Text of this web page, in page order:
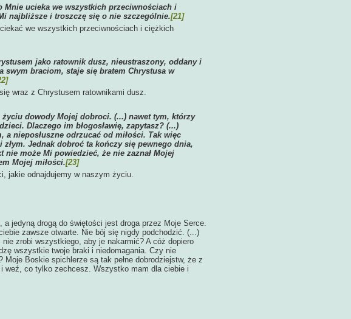
ucieka we wszystkich przeciwnościach i
najbliższe i troszczę się o nie szczególnie.[21]
we wszystkich przeciwnościach i ciężkich
jako ratownik dusz, nieustraszony, oddany i
swym braciom, staje się bratem Chrystusa w
wraz z Chrystusem ratownikami dusz.
życiu dowody Mojej dobroci. (...) nawet tym, którzy
Dlaczego im błogosławię, zapytasz? (...)
nieposłuszne odrzucać od miłości. Tak więc
Jednak dobroć ta kończy się pewnego dnia,
nie może Mi powiedzieć, że nie zaznał Mojej
Mojej miłości.[23]
jakie odnajdujemy w naszym życiu.
jedyną drogą do świętości jest droga przez Moje Serce.
zawsze otwarte. Nie bój się nigdy podchodzić. (...)
zrobi wszystkiego, aby je nakarmić? A cóż dopiero
wszystkie twoje braki i niedomagania. Czy nie
Boskie spichlerze są tak pełne dobrodziejstw, że z
i weź, co tylko zechcesz. Wszystko mam dla ciebie i